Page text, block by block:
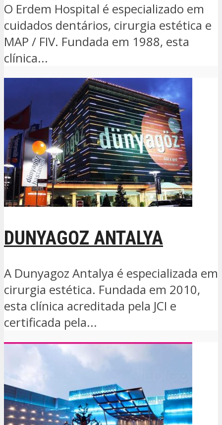
O Erdem Hospital é especializado em
cuidados dentários, cirurgia estética e
MAP / FIV. Fundada em 1988, esta
clínica...
DUNYAGOZ ANTALYA
A Dunyagoz Antalya é especializada em
cirurgia estética. Fundada em 2010,
esta clínica acreditada pela JCI e
certificada pela...